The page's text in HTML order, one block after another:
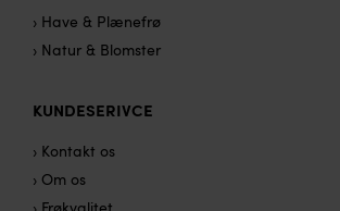
› Have & Plænefrø
› Natur & Blomster
KUNDESERIVCE
› Kontakt os
› Om os